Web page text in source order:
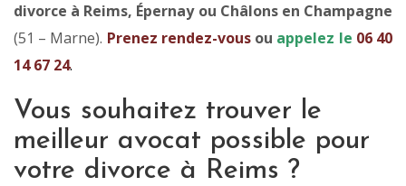
divorce à Reims, Épernay ou Châlons en Champagne
(51 – Marne). Prenez rendez-vousou appelez le 06 40
14 67 24.
Vous souhaitez trouver le
meilleur avocat possible pour
votre divorce à Reims ?